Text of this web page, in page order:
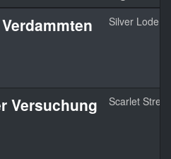
Silver Lode
Versuchung Scarlet Street